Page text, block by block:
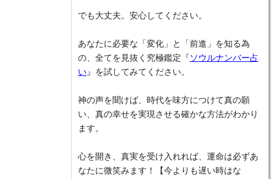
でも大丈夫。安心してください。
あなたに必要な「変化」と「前進」を知る為
の、全てを見抜く究極鑑定『 ソウルナンバー占
い 』を試してみてください。
神の声を聞けば、時代を味方につけて真の願
い、真の幸せを実現させる確かな方法がわかり
ます。
心を開き、真実を受け入れれば、運命は必ずあ
なたに微笑みます！【今よりも遅い時はな